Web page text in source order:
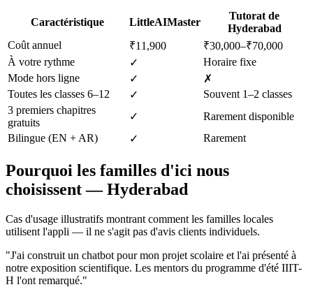
Caractéristique LittleAIMaster
Tutorat de
Hyderabad
Coût annuel
₹11,900
₹30,000–₹70,000
À votre rythme
✓
Horaire fixe
Mode hors ligne
✓
✗
Toutes les classes 6–12
✓
Souvent 1–2 classes
3 premiers chapitres
gratuits
✓
Rarement disponible
Bilingue (EN + AR)
✓ Rarement
Pourquoi les familles d'ici nous
choisissent—Hyderabad
Cas d'usage illustratifs montrant comment les familles locales
utilisent l'appli — il ne s'agit pas d'avis clients individuels.
"J'ai construit un chatbot pour mon projet scolaire et l'ai présenté à
notre exposition scientifique. Les mentors du programme d'été IIIT-
H l'ont remarqué."